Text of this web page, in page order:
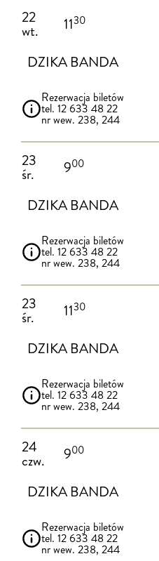
22
wt. 1130
DZIKA BANDA
Rezerwacja biletów
tel. 12 633 48 22
nr wew. 238, 244
23
śr. 900
DZIKA BANDA
Rezerwacja biletów
tel. 12 633 48 22
nr wew. 238, 244
23
śr. 1130
DZIKA BANDA
Rezerwacja biletów
tel. 12 633 48 22
nr wew. 238, 244
24
czw. 900
DZIKA BANDA
Rezerwacja biletów
tel. 12 633 48 22
nr wew. 238, 244